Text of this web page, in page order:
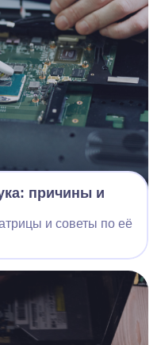
причины и
и советы по её